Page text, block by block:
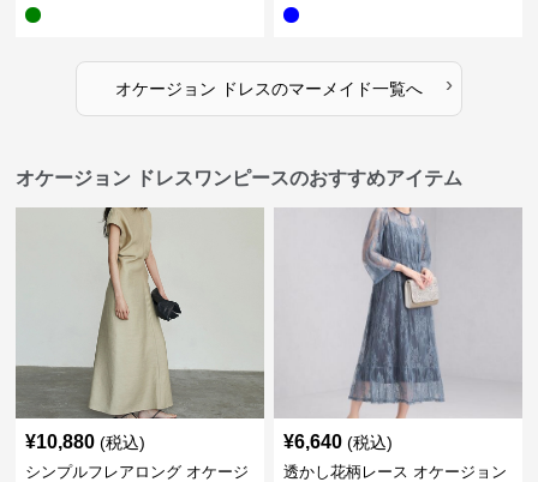
オケージョン ドレスのマーメイド一覧へ ›
オケージョン ドレスワンピースのおすすめアイテム
¥10,880 (税込)
シンプルフレアロング オケージ
¥6,640 (税込)
透かし花柄レース オケージョン